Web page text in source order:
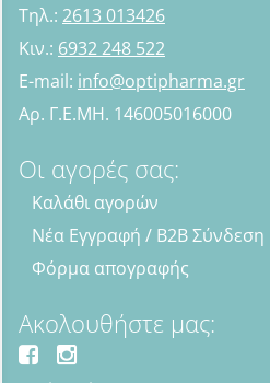
Τηλ.: 2613 013426
Κιν.: 6932 248 522
E-mail: info@optipharma.gr
Αρ. Γ.Ε.ΜΗ. 146005016000
Οι αγορές σας:
Καλάθι αγορών
Νέα Εγγραφή / B2B Σύνδεση
Φόρμα απογραφής
Ακολουθήστε μας: